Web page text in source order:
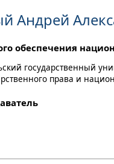
Андрей
обеспечения
государственный
права и